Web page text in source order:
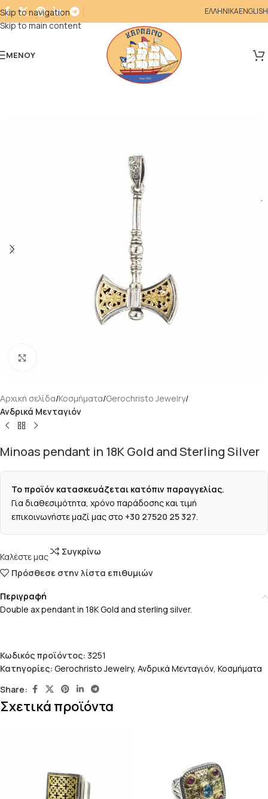
Skip to navigation
Skip to main content
ΕΛΛΗΝΙΚΑENGLISH
ΜΕΝΟΎ
Αρχική σελίδα Κοσμήματα Gerochristo Jewelry
Ανδρικά Μενταγιόν
Minoas pendant in 18K Gold and Sterling Silver
Το προϊόν κατασκευάζεται κατόπιν παραγγελίας.
Για διαθεσιμότητα, χρόνο παράδοσης και τιμή
επικοινωνήστε μαζί μας στο +30 27520 25 327.
Καλέστε μας
Συγκρίνω
Πρόσθεσε στην λίστα επιθυμιών
Περιγραφή
Double ax pendant in 18K Gold and sterling silver.
Κωδικός προϊόντος: 3251
Κατηγορίες: Gerochristo Jewelry, Ανδρικά Μενταγιόν, Κοσμήματα
Share:
Σχετικά προϊόντα